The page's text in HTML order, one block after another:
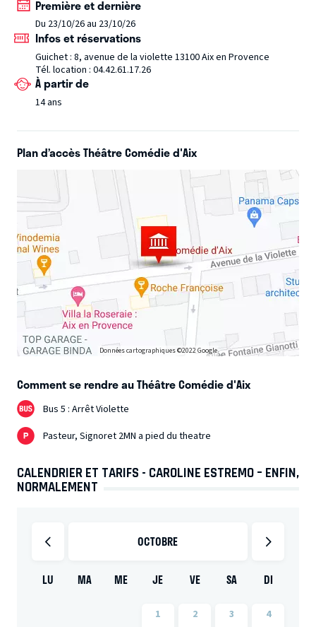
montée.Apparemment, ça fait partie du jeu.
normalement, un pitch c’est censé donner envie aux gens
de venir voir le spectacle…
vous venez ?Déconseillé aux -14 ans.
Première et dernière
Du 23/10/26 au 23/10/26
Infos et réservations
Guichet : 8, avenue de la violette 13100 Aix en Provence
Tél. location : 04.42.61.17.26
À partir de
14 ans
Plan d’accès Théâtre Comédie d'Aix
Données cartographiques ©2022 Google
Comment se rendre au Théâtre Comédie d'Aix
Bus 5 : Arrêt Violette
Pasteur, Signoret 2MN a pied du theatre
CALENDRIER ET TARIFS - CAROLINE ESTREMO – ENFIN,
NORMALEMENT
OCTOBRE
LU MA ME JE VE SA DI
1 2 3 4